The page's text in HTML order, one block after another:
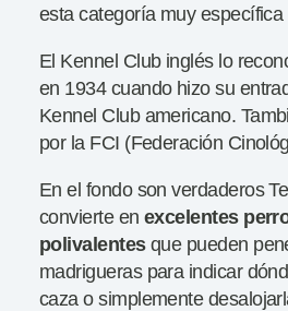
esta categoría muy específica
El Kennel Club inglés lo
en 1934 cuando hizo su
Kennel Club americano.
por la FCI (Federación
En el fondo son verdaderos
convierte en excelentes
polivalentesque pueden
madrigueras para indicar
caza o simplemente